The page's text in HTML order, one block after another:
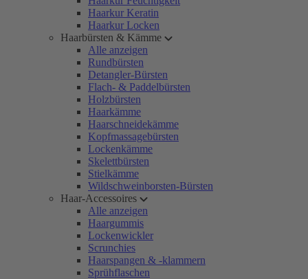
Haarkur Keratin
Haarkur Locken
Haarbürsten & Kämme
Alle anzeigen
Rundbürsten
Detangler-Bürsten
Flach- & Paddelbürsten
Holzbürsten
Haarkämme
Haarschneidekämme
Kopfmassagebürsten
Lockenkämme
Skelettbürsten
Stielkämme
Wildschweinborsten-Bürsten
Haar-Accessoires
Alle anzeigen
Haargummis
Lockenwickler
Scrunchies
Haarspangen & -klammern
Sprühflaschen